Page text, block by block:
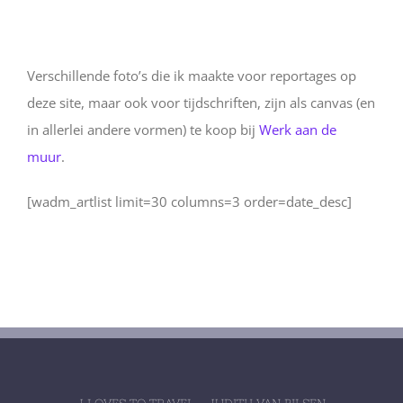
Verschillende foto’s die ik maakte voor reportages op
deze site, maar ook voor tijdschriften, zijn als canvas (en
in allerlei andere vormen) te koop bij Werk aan de
muur.
[wadm_artlist limit=30 columns=3 order=date_desc]